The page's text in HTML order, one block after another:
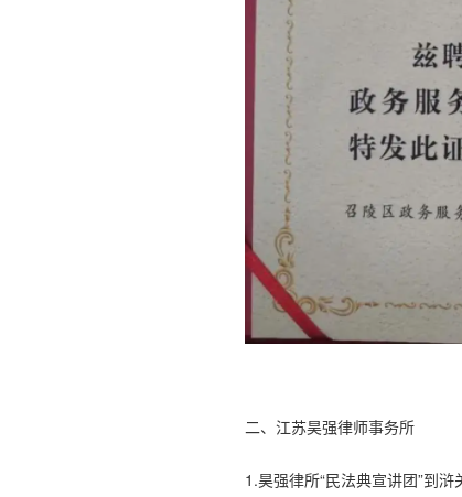
二、江苏昊强律师事务所
1.昊强律所“民法典宣讲团”到